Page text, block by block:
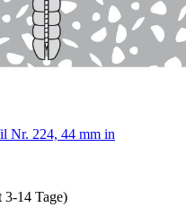
Nr. 224, 44 mm in
3-14 Tage)